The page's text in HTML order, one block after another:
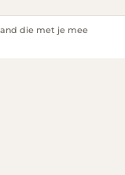
die met je mee